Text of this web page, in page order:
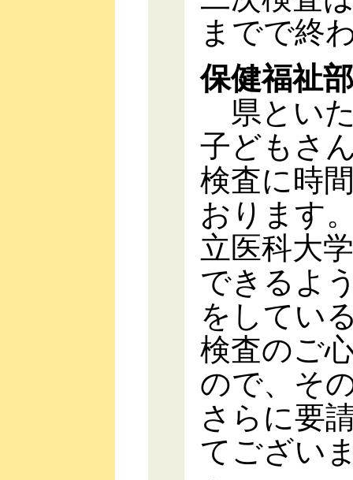
までで終
保健福祉
県とい
子どもさ
検査に時
おります
立医科大
できるよ
をしてい
検査のご
ので、そ
さらに要
てござい